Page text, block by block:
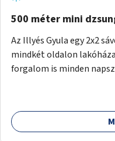
500 méter mini
Az Illyés Gyula egy 2x2
mindkét oldalon
forgalom is minden
szintű növényzettel,
valamilyen vizes